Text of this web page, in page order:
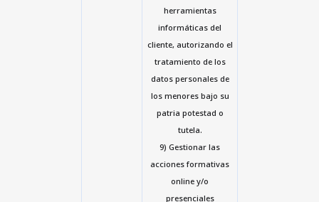
herramientas
informáticas del
cliente, autorizando el
tratamiento de los
datos personales de
los menores bajo su
patria potestad o
tutela.
9) Gestionar las
acciones formativas
online y/o
presenciales